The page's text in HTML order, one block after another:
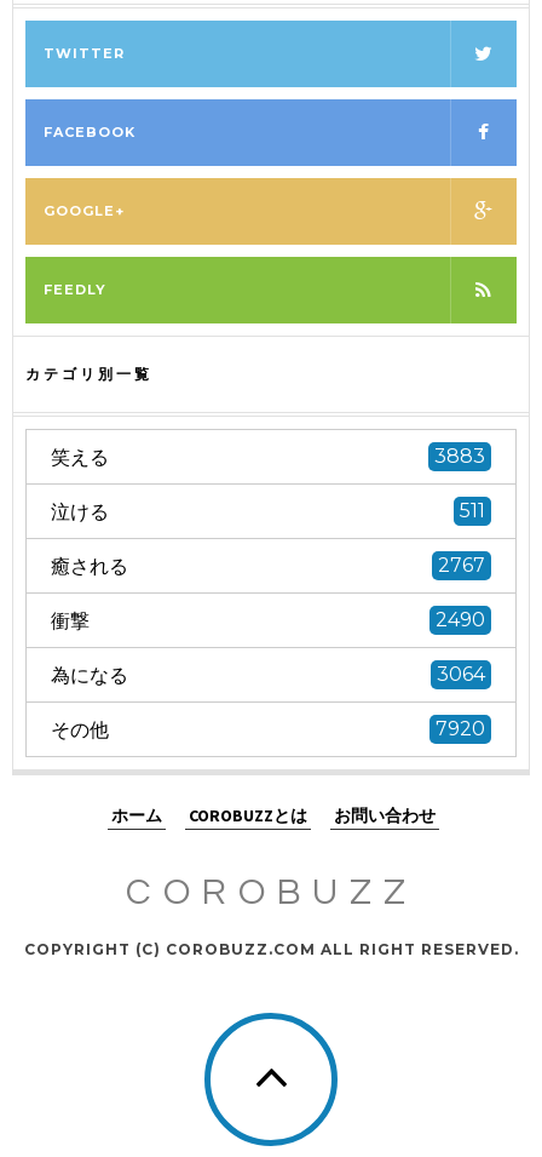
TWITTER
FACEBOOK
GOOGLE+
FEEDLY
カテゴリ別一覧
笑える 3883
泣ける 511
癒される 2767
衝撃 2490
為になる 3064
その他 7920
ホーム COROBUZZとは お問い合わせ
COROBUZZ
COPYRIGHT (C) COROBUZZ.COM ALL RIGHT RESERVED.